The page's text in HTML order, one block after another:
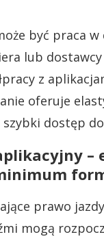
być praca w
lub
z
oferuje
szybki dostęp
–
prawo
mogą